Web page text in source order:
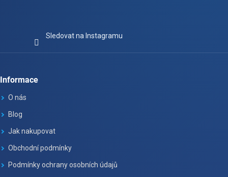
Sledovat na Instagramu
Informace
O nás
Blog
Jak nakupovat
Obchodní podmínky
Podmínky ochrany osobních údajů